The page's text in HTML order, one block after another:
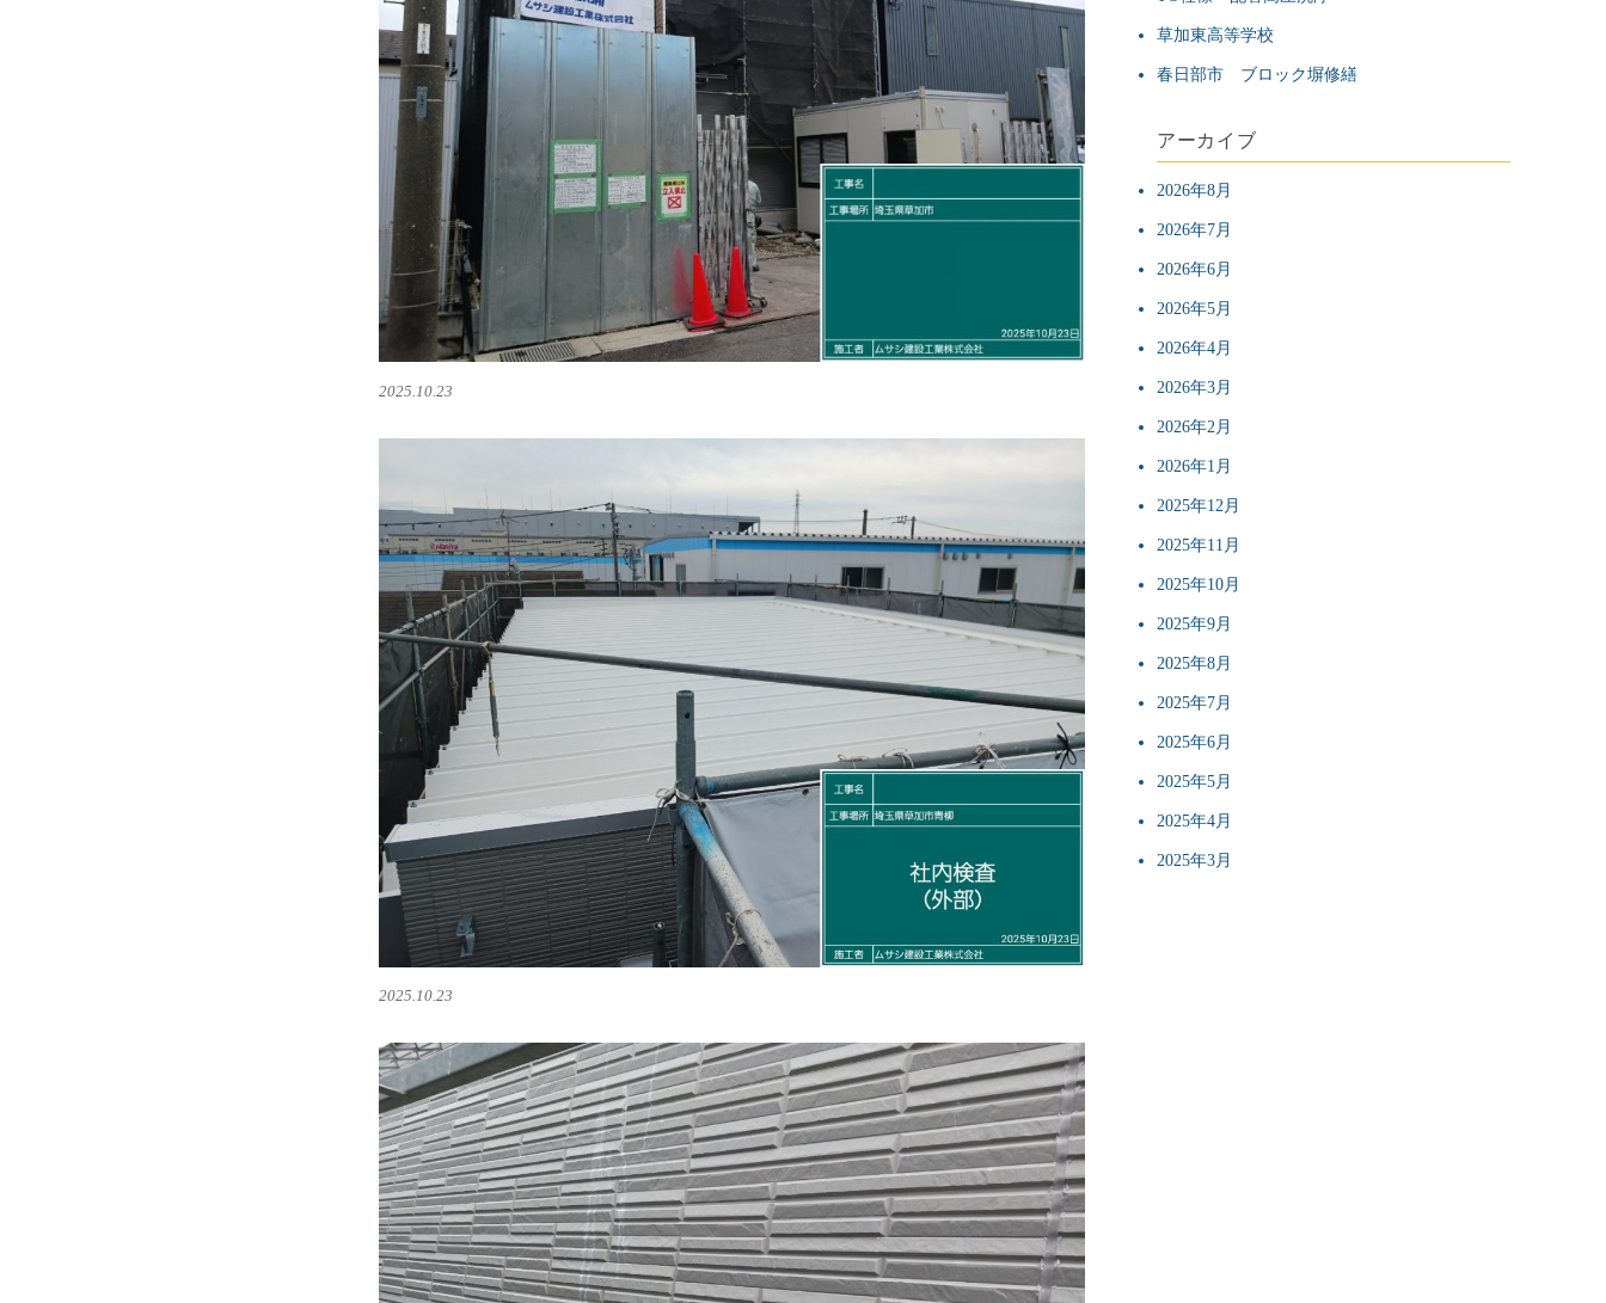
2025.10.23
2025.10.23
草加東高等学校
春日部市 ブロック塀修繕
アーカイブ
2026年8月
2026年7月
2026年6月
2026年5月
2026年4月
2026年3月
2026年2月
2026年1月
2025年12月
2025年11月
2025年10月
2025年9月
2025年8月
2025年7月
2025年6月
2025年5月
2025年4月
2025年3月